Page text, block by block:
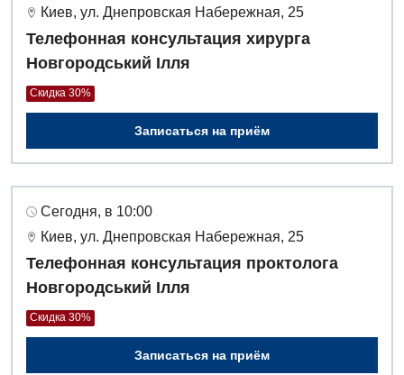
Эндокринология
Для детей
Детская аллергология
Детская гинекология
Детская дерматовенерология
Детская кардиоревматология
Детская неврология
Детская ортопедия и травматология
Киев, ул. Днепровская Набережная, 25
Телефонная консультация хирурга
Новгородський Ілля
Скидка 30%
Записаться на приём
Сегодня, в 10:00
Киев, ул. Днепровская Набережная, 25
Телефонная консультация проктолога
Новгородський Ілля
Скидка 30%
Записаться на приём